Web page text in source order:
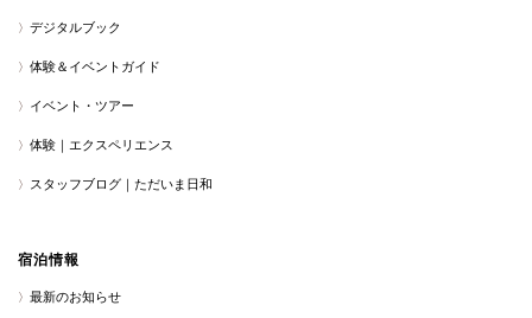
デジタルブック
体験＆イベントガイド
イベント・ツアー
体験｜エクスペリエンス
スタッフブログ｜ただいま日和
宿泊情報
最新のお知らせ